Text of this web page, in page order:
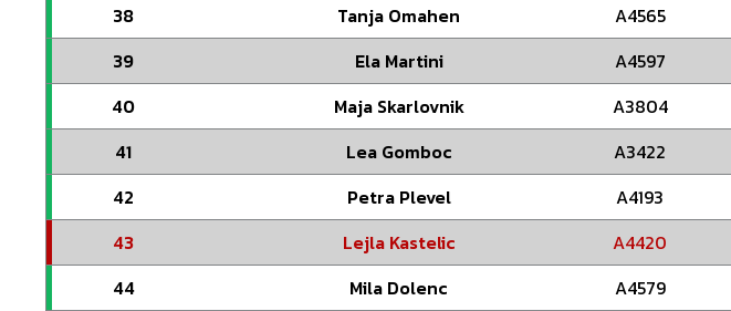
38
Tanja Omahen A4565
39
Ela Martini A4597
40
Maja Skarlovnik A3804
41
Lea Gomboc A3422
42
Petra Plevel A4193
43
Lejla Kastelic A4420
44
Mila Dolenc A4579